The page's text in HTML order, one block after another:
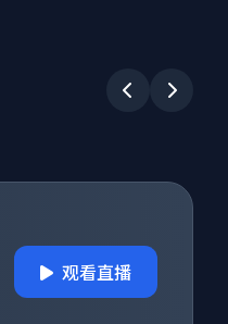
观看直播